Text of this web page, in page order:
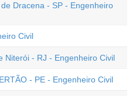
Dracena - SP - Engenheiro
Civil
Niterói - RJ - Engenheiro Civil
- PE - Engenheiro Civil